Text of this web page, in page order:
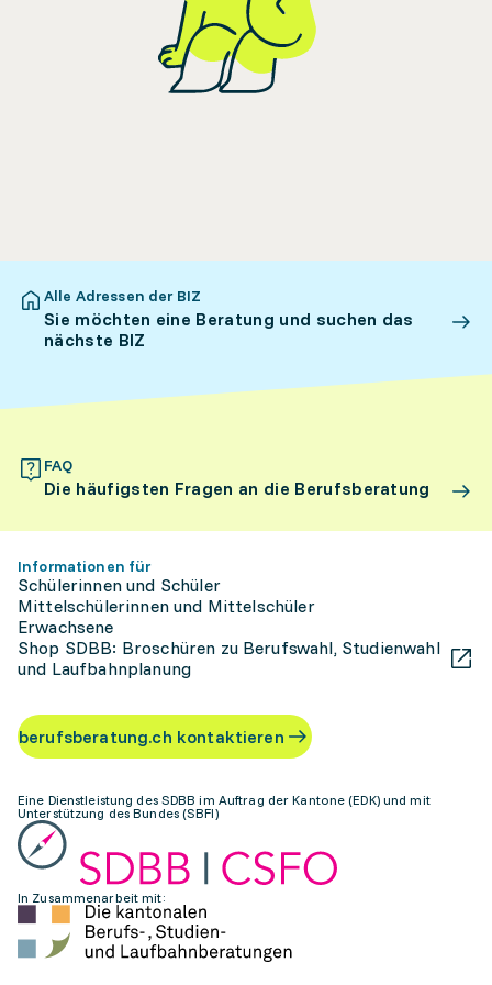
Alle Adressen der BIZ
Sie möchten eine Beratung und suchen das
nächste BIZ
FAQ
Die häufigsten Fragen an die Berufsberatung
Informationen für
Schülerinnen und Schüler
Mittelschülerinnen und Mittelschüler
Erwachsene
Shop SDBB: Broschüren zu Berufswahl, Studienwahl
und Laufbahnplanung
berufsberatung.ch kontaktieren
Eine Dienstleistung des SDBB im Auftrag der Kantone (EDK) und mit
Unterstützung des Bundes (SBFI)
In Zusammenarbeit mit: